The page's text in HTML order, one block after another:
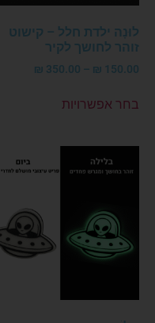
לוּנָה ילדת חלל – קישוט
זוהר לחושך לקיר
150.00
₪
–
350.00
₪
בחר אפשרויות